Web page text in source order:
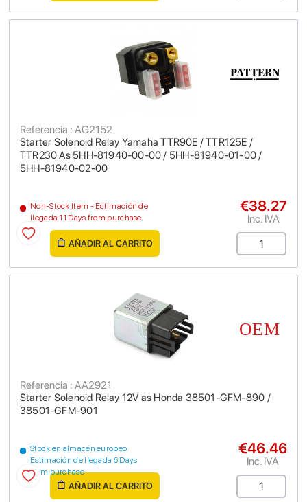
Starter Solenoid Relay Yamaha TTR90E / TTR125E /
TTR230 As 5HH-81940-00-00 / 5HH-81940-01-00 /
5HH-81940-02-00
Referencia : AG2152
Non-Stock Item - Estimación de
llegada 11 Days from purchase
€38.27
Inc. IVA
AÑADIR AL CARRITO
Starter Solenoid Relay 12V as Honda 38501-GFM-890 /
38501-GFM-901
Referencia : AA2921
Stock en almacén europeo
Estimación de llegada 6 Days
from purchase
€46.46
Inc. IVA
AÑADIR AL CARRITO